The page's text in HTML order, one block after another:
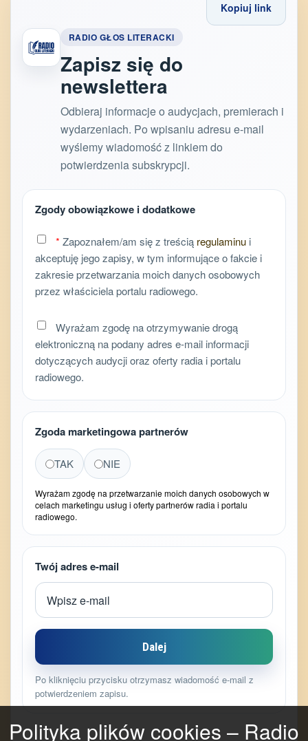
Kopiuj link
RADIO GŁOS LITERACKI
Zapisz się do
newslettera
Odbieraj informacje o audycjach, premierach i
wydarzeniach. Po wpisaniu adresu e-mail
wyślemy wiadomość z linkiem do
potwierdzenia subskrypcji.
Zgody obowiązkowe i dodatkowe
* Zapoznałem/am się z treścią regulaminu i
akceptuję jego zapisy, w tym informujące o fakcie i
zakresie przetwarzania moich danych osobowych
przez właściciela portalu radiowego.
Wyrażam zgodę na otrzymywanie drogą
elektroniczną na podany adres e-mail informacji
dotyczących audycji oraz oferty radia i portalu
radiowego.
Zgoda marketingowa partnerów
TAK NIE
Wyrażam zgodę na przetwarzanie moich danych osobowych w
celach marketingu usług i oferty partnerów radia i portalu
radiowego.
Twój adres e-mail
Dalej
Po kliknięciu przycisku otrzymasz wiadomość e-mail z
potwierdzeniem zapisu.
Polityka plików cookies – Radio